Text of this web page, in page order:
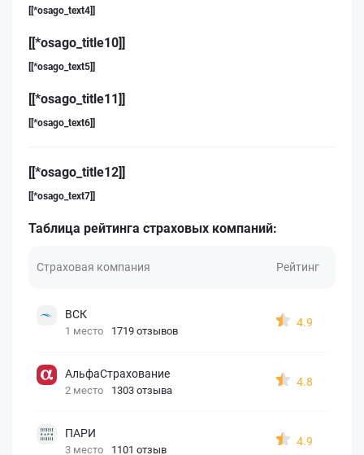
[[*osago_text4]]
[[*osago_title10]]
[[*osago_text5]]
[[*osago_title11]]
[[*osago_text6]]
[[*osago_title12]]
[[*osago_text7]]
Таблица рейтинга страховых компаний:
Страховая компания Рейтинг
ВСК
1 место 1719 отзывов
4.9
АльфаСтрахование
2 место 1303 отзыва
4.8
ПАРИ
3 место 1101 отзыв
4.9